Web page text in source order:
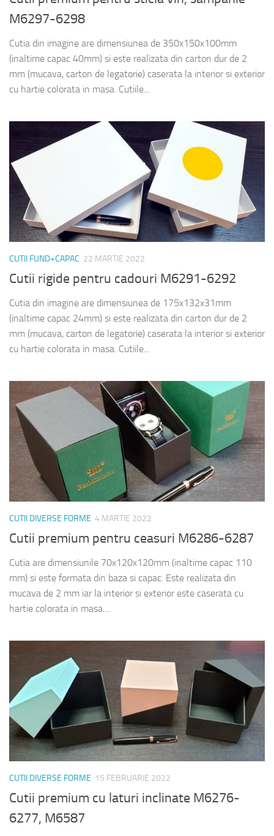
M6297-6298
Cutia din imagine are dimensiunea de 350x150x100mm
(inaltime capac 40mm) si este realizata din carton dur de 2
mm (mucava, carton de legatorie) caserata la interior si exterior
cu hartie colorata in masa. Cutiile...
CUTII FUND+CAPAC 22 MARTIE 2022
Cutii rigide pentru cadouri M6291-6292
Cutia din imagine are dimensiunea de 175x132x31mm
(inaltime capac 24mm) si este realizata din carton dur de 2
mm (mucava, carton de legatorie) caserata la interior si exterior
cu hartie colorata in masa. Cutiile...
CUTII DIVERSE FORME 4 MARTIE 2022
Cutii premium pentru ceasuri M6286-6287
Cutia are dimensiunile 70x120x120mm (inaltime capac 110
mm) si este formata din baza si capac. Este realizata din
mucava de 2 mm iar la interior si exterior este caserata cu
hartie colorata in masa....
CUTII DIVERSE FORME 15 FEBRUARIE 2022
Cutii premium cu laturi inclinate M6276-
6277, M6587